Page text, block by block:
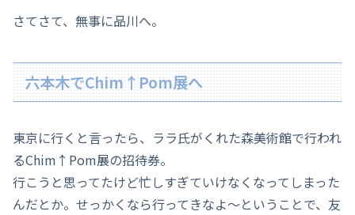
さてさて、無事に品川へ。
六本木でChim↑Pom展へ
東京に行くと言ったら、ララ氏がくれた森美術館で行われ
るChim↑Pom展の招待券。
行こうと思ってたけど忙しすぎていけなくなってしまった
んだとか。せっかくなら行ってきなよ～ということで、友